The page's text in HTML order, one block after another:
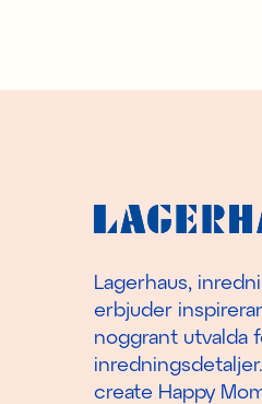
Lagerhaus,
erbjuder
noggrant utvalda
create Happy